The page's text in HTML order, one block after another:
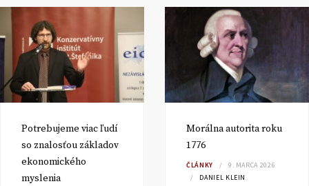
Potrebujeme viac ľudí
so znalosťou základov
ekonomického
myslenia
Morálna autorita roku
1776
ČLÁNKY
9. MARCA 2026
DANIEL KLEIN